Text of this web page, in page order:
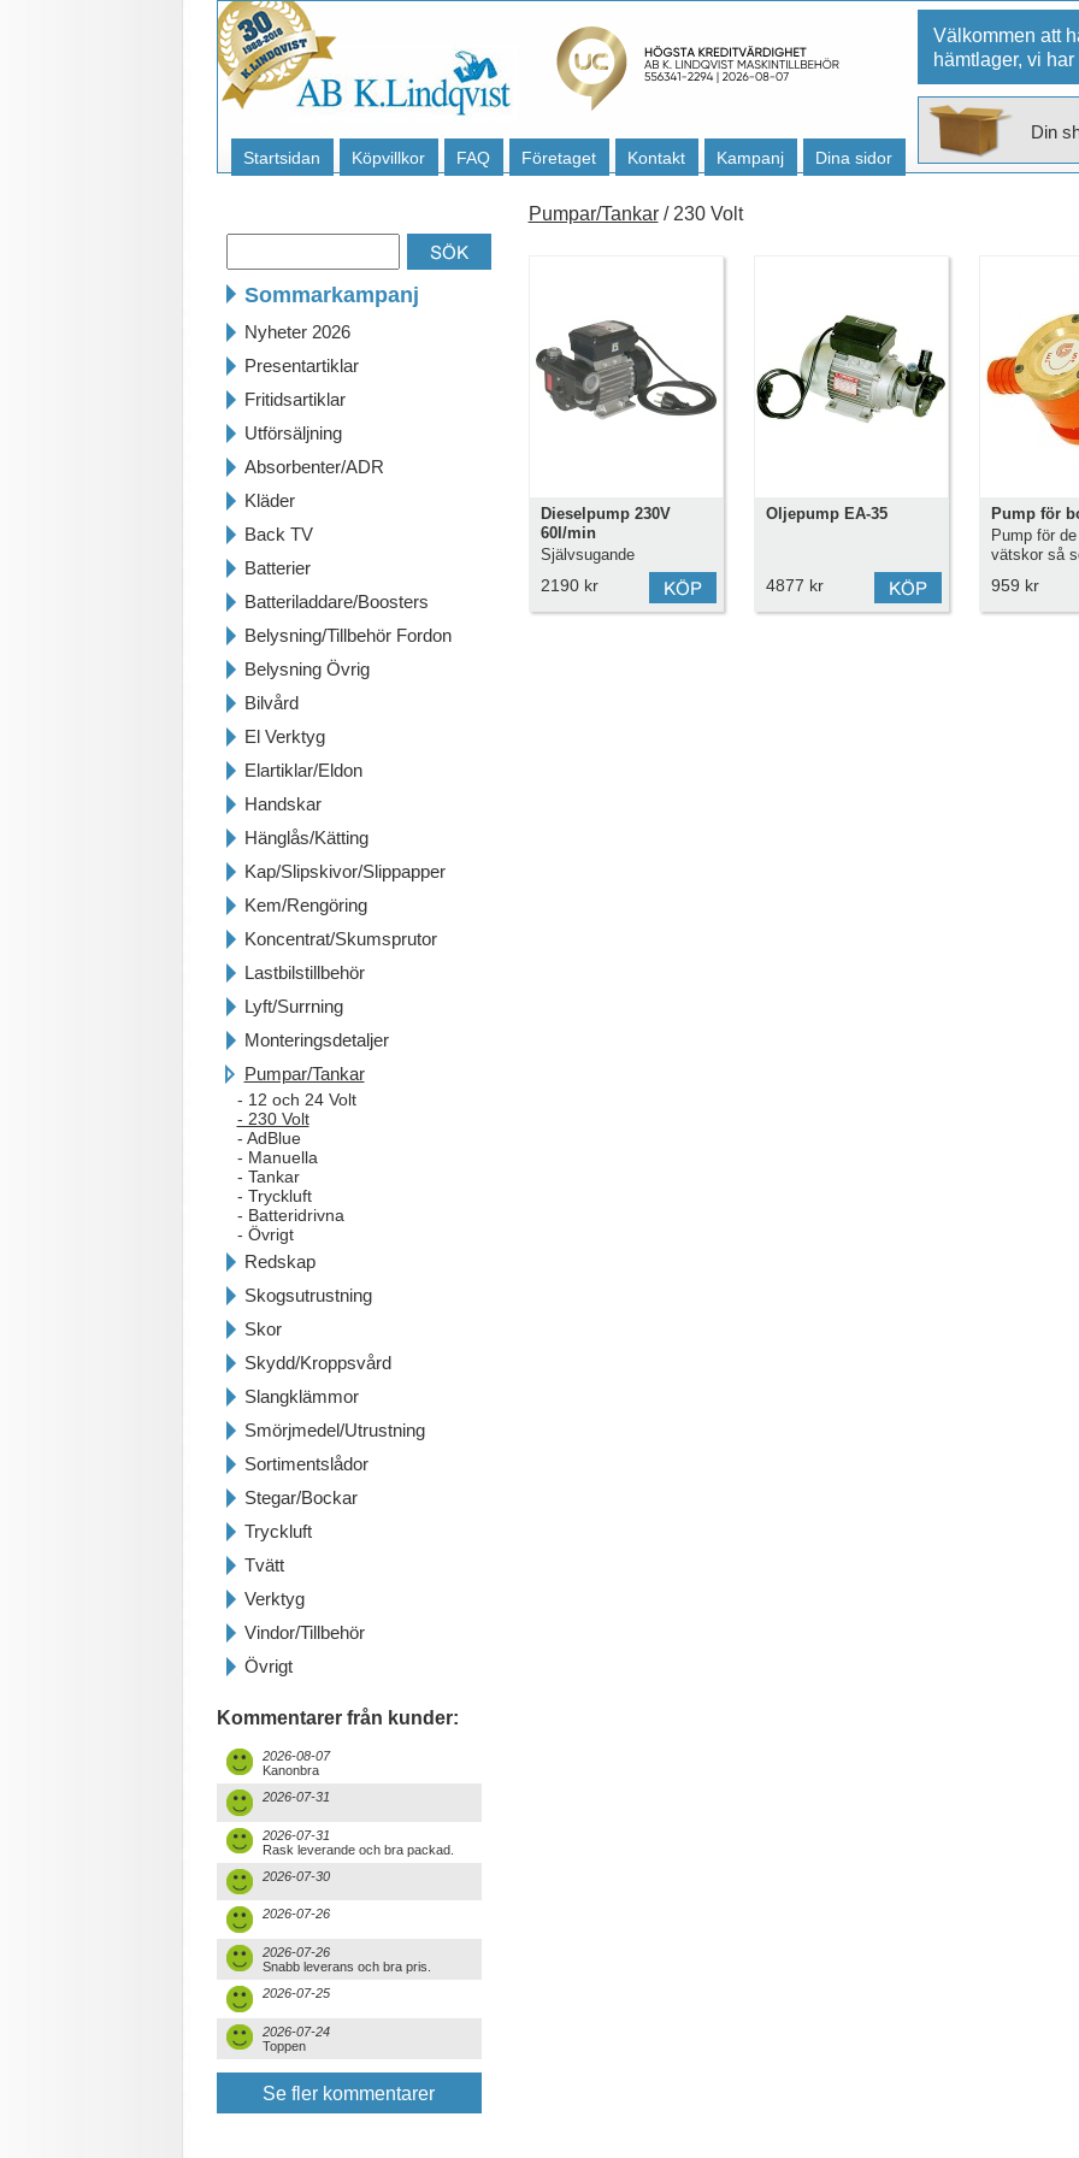
Startsidan Köpvillkor FAQ Företaget Kontakt Kampanj Dina sidor
Välkommen att
hämtlager, vi
Din
Sommarkampanj
Nyheter 2026
Presentartiklar
Fritidsartiklar
Utförsäljning
Absorbenter/ADR
Kläder
Back TV
Batterier
Batteriladdare/Boosters
Belysning/Tillbehör Fordon
Belysning Övrig
Bilvård
El Verktyg
Elartiklar/Eldon
Handskar
Hänglås/Kätting
Kap/Slipskivor/Slippapper
Kem/Rengöring
Koncentrat/Skumsprutor
Lastbilstillbehör
Lyft/Surrning
Monteringsdetaljer
Pumpar/Tankar
- 12 och 24 Volt
- 230 Volt
- AdBlue
- Manuella
- Tankar
- Tryckluft
- Batteridrivna
- Övrigt
Redskap
Skogsutrustning
Skor
Skydd/Kroppsvård
Slangklämmor
Smörjmedel/Utrustning
Sortimentslådor
Stegar/Bockar
Tryckluft
Tvätt
Verktyg
Vindor/Tillbehör
Övrigt
Kommentarer från kunder:
2026-08-07
Kanonbra
2026-07-31
2026-07-31
Rask leverande och bra packad.
2026-07-30
2026-07-26
2026-07-26
Snabb leverans och bra pris.
2026-07-25
2026-07-24
Toppen
Se fler kommentarer
Pumpar/Tankar/ 230 Volt
Dieselpump 230V
60l/min
Självsugande
2190 kr
Oljepump EA-35
4877 kr
Pump för
Pump för
vätskor så
vatten,
Mycket hög
959 kr